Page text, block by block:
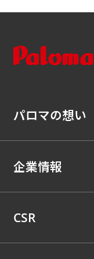
パロマの想い
企業情報
CSR